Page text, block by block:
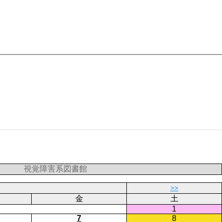
視覚障害系図書館
>>
金
土
1
7 8